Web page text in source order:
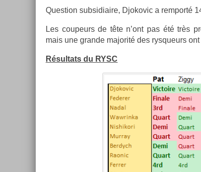
Ques­tion sub­sidiaire, Djokovic a re­mporté
Les co­upeurs de tête n’ont pas été très
mais une gran­de majorité des rys­queurs
Résul­tats du RYSC